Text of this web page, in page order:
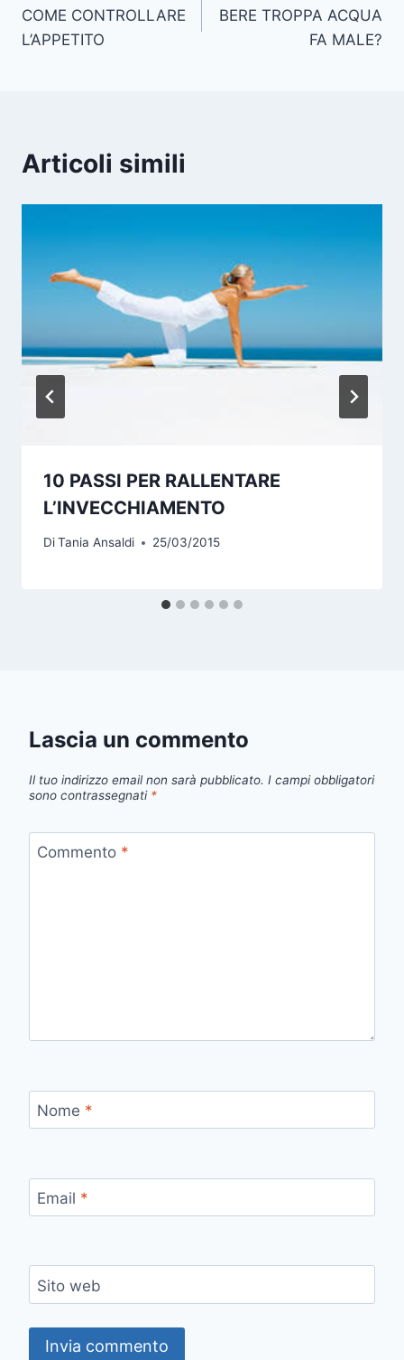
articoli
COME CONTROLLARE
L’APPETITO
BERE TROPPA ACQUA
FA MALE?
Articoli simili
10 PASSI PER RALLENTARE
L’INVECCHIAMENTO
DiTania Ansaldi 25/03/2015
Lascia un commento
Il tuo indirizzo email non sarà pubblicato. I campi obbligatori
sono contrassegnati *
Commento *
Nome *
Email *
Sito web